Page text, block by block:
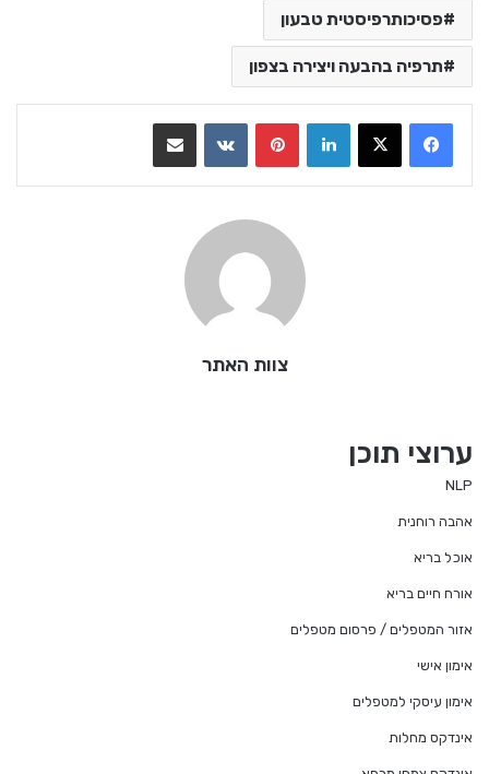
פסיכותרפיסטית טבעון
תרפיה בהבעה ויצירה בצפון
LinkedIn
Pinterest
VKontakteשתף בדואר אלקטרוני
צוות האתר
ערוצי תוכן
NLP
אהבה רוחנית
אוכל בריא
אורח חיים בריא
אזור המטפלים / פרסום מטפלים
אימון אישי
אימון עיסקי למטפלים
אינדקס מחלות